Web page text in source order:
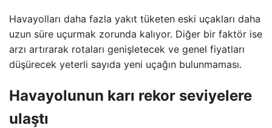
Havayolları daha fazla yakıt tüketen eski uçakları daha
uzun süre uçurmak zorunda kalıyor. Diğer bir faktör ise
arzı artırarak rotaları genişletecek ve genel fiyatları
düşürecek yeterli sayıda yeni uçağın bulunmaması.
Havayolunun karı rekor seviyelere
ulaştı